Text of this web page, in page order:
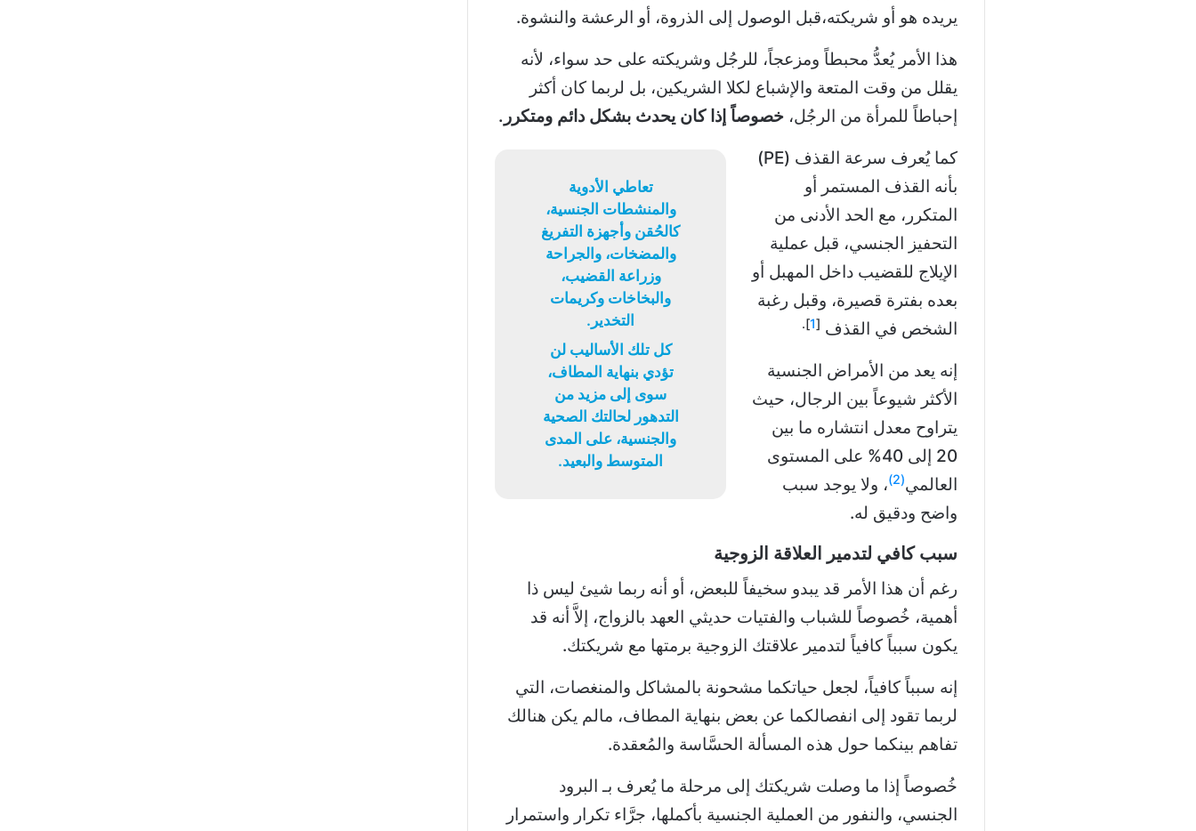
يريده هو أو شريكته،قبل الوصول إلى الذروة، أو الرعشة والنشوة.
هذا الأمر يُعدُّ محبطاً ومزعجاً، للرجُل وشريكته على حد سواء، لأنه
يقلل من وقت المتعة والإشباع لكلا الشريكين، بل لربما كان أكثر
إحباطاً للمرأة من الرجُل، خصوصاً إذا كان يحدث بشكل دائم ومتكرر.
تعاطي الأدوية
والمنشطات الجنسية،
كالحُقن وأجهزة التفريغ
والمضخات، والجراحة
وزراعة القضيب،
والبخاخات وكريمات
التخدير.
كل تلك الأساليب لن
تؤدي بنهاية المطاف،
سوى إلى مزيد من
التدهور لحالتك الصحية
والجنسية، على المدى
المتوسط والبعيد.
كما يُعرف سرعة القذف (PE)
بأنه القذف المستمر أو
المتكرر، مع الحد الأدنى من
التحفيز الجنسي، قبل عملية
الإيلاج للقضيب داخل المهبل أو
بعده بفترة قصيرة، وقبل رغبة
الشخص في القذف [
1
].
إنه يعد من الأمراض الجنسية
الأكثر شيوعاً بين الرجال، حيث
يتراوح معدل انتشاره ما بين
20 إلى 40% على المستوى
العالمي(2)
، ولا يوجد سبب
واضح ودقيق له.
سبب كافي لتدمير العلاقة الزوجية
رغم أن هذا الأمر قد يبدو سخيفاً للبعض، أو أنه ربما شيئ ليس ذا
أهمية، خُصوصاً للشباب والفتيات حديثي العهد بالزواج، إلاَّ أنه قد
يكون سبباً كافياً لتدمير علاقتك الزوجية برمتها مع شريكتك.
إنه سبباً كافياً، لجعل حياتكما مشحونة بالمشاكل والمنغصات، التي
لربما تقود إلى انفصالكما عن بعض بنهاية المطاف، مالم يكن هنالك
تفاهم بينكما حول هذه المسألة الحسَّاسة والمُعقدة.
خُصوصاً إذا ما وصلت شريكتك إلى مرحلة ما يُعرف بـ البرود
الجنسي، والنفور من العملية الجنسية بأكملها، جرَّاء تكرار واستمرار